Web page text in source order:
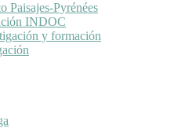
Paisajes-Pyrénées
INDOC
y formación